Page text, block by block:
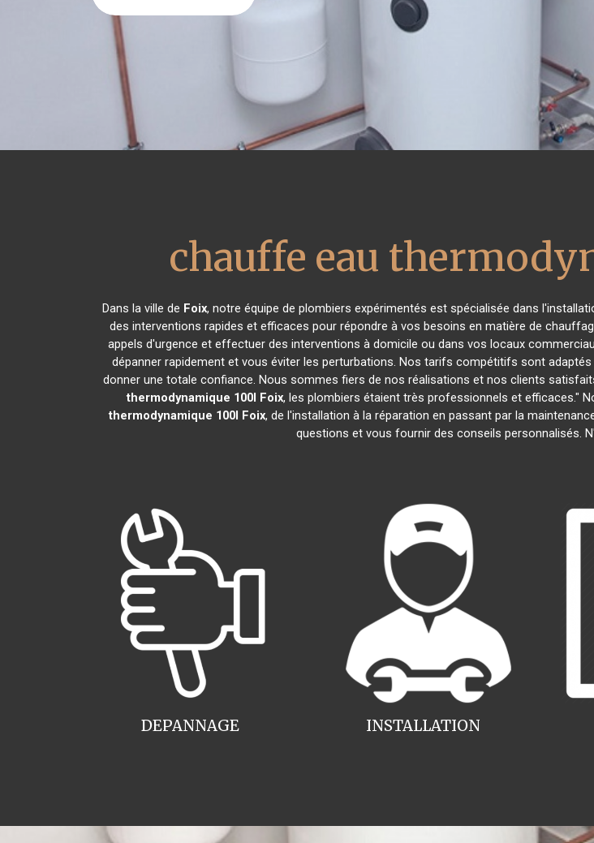
chauffe eau
Dans la ville de Foix, notre équipe de plombiers expérimentés est spécialisée dans
des interventions rapides et efficaces pour répondre à vos besoins en matière de
appels d'urgence et effectuer des interventions à domicile ou dans vos locaux
dépanner rapidement et vous éviter les perturbations. Nos tarifs compétitifs sont
donner une totale confiance. Nous sommes fiers de nos réalisations et nos clients
thermodynamique 100l Foix, les plombiers étaient très professionnels et efficaces."
thermodynamique 100l Foix, de l'installation à la réparation en passant par la
questions et vous fournir des conseils personnalisés.
INSTALLATION
DEPANNAGE